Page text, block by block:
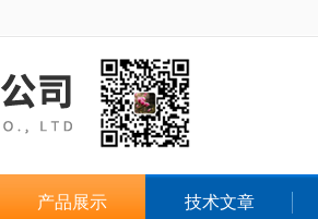
产品展示 技术文章